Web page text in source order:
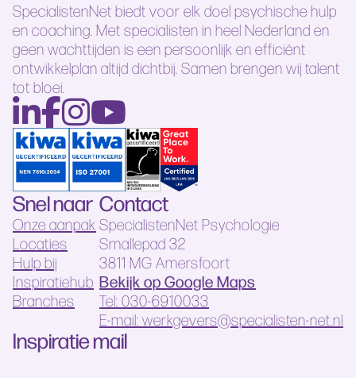
SpecialistenNet biedt voor elk doel psychische hulp
en coaching. Met specialisten in heel Nederland en
geen wachttijden is een persoonlijk en efficiënt
ontwikkelplan altijd dichtbij. Samen brengen wij talent
tot bloei.
Snel naar
Onze aanpak
Locaties
Hulp bij
Inspiratiehub
Branches
Contact
SpecialistenNet Psychologie
Smallepad 32
3811 MG Amersfoort
Bekijk op Google Maps
Tel: 030-6910033
E-mail: werkgevers@specialisten-net.nl
Inspiratie mail